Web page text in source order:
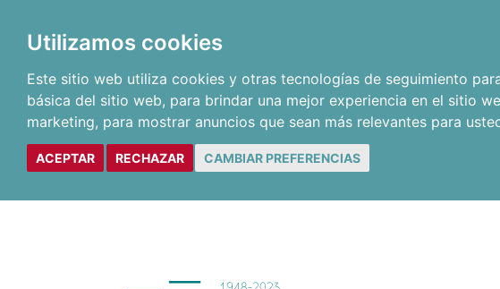
Utilizamos cookies
Este sitio web utiliza cookies y otras tecnologías de seguimiento
básica del sitio web, para brindar una mejor experiencia en el sitio
marketing, para mostrar anuncios que sean más relevantes para
ACEPTAR RECHAZAR CAMBIAR PREFERENCIAS